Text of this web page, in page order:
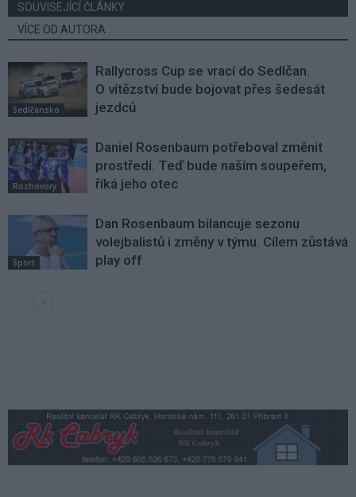
SOUVISEJÍCÍ ČLÁNKY
VÍCE OD AUTORA
Sedlčansko
Rallycross Cup se vrací do Sedlčan.
O vítězství bude bojovat přes šedesát
jezdců
Rozhovory
Daniel Rosenbaum potřeboval změnit
prostředí. Teď bude naším soupeřem,
říká jeho otec
Sport
Dan Rosenbaum bilancuje sezonu
volejbalistů i změny v týmu. Cílem zůstává
play off